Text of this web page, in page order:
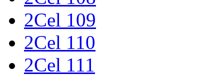
2Cel 109
2Cel 110
2Cel 111